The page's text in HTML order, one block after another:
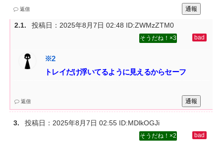
通報
返信
投稿日： 2025年8月7日 02:48 ID:ZWMzZTM0
3
トレイだけ浮いてるように見えるからセーフ
通報
返信
投稿日： 2025年8月7日 02:55 ID:MDlkOGJi
2